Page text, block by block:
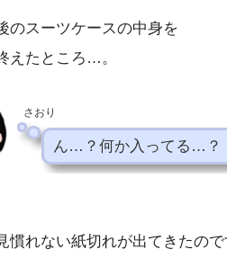
のスーツケースの中身を
えたところ…。
さおり
ん…？何か入ってる…？
慣れない紙切れが出てきたの